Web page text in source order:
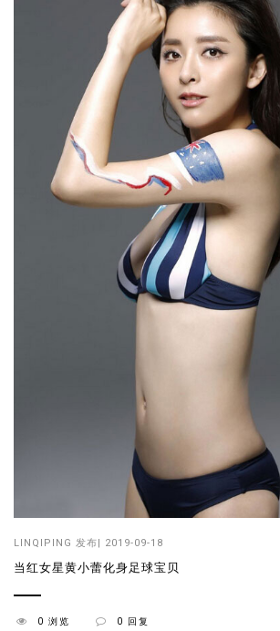
LINQIPING 发布| 2019-09-18
当红女星黄小蕾化身足球宝贝
0 浏览 0 回复